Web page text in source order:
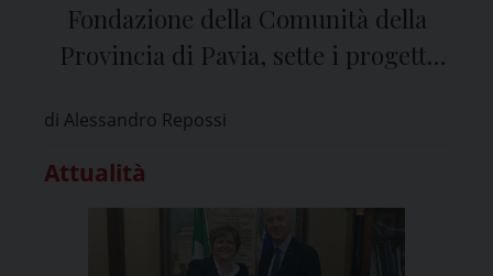
Fondazione della Comunità della
Provincia di Pavia, sette i progetti
di Alessandro Repossi
Attualità